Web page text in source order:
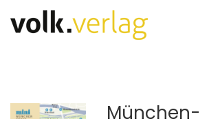
München-